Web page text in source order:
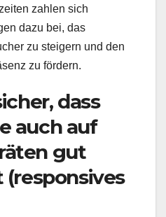
zahlen sich
dazu bei, das
zu steigern und den
zu fördern.
dass
auch auf
gut